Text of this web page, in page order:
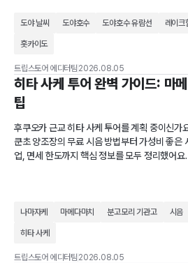
도야 날씨 도야호수 도야호수 유람선 레이크
홋카이도
트립스토어 에디터팀 2026.08.05
히타 사케 투어 완벽 가이드: 마
팁
후쿠오카 근교 히타 사케 투어를 계획 중이신가
쿤초 양조장의 무료 시음 방법부터 가성비 좋은
업, 면세 한도까지 핵심 정보를 모두 정리했어요.
나마자케 마메다마치 분고모리 기관고 시음
히타 사케
트립스토어 에디터팀 2026.08.05